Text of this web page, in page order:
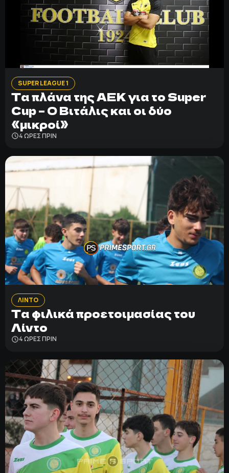
SUPER LEAGUE 1
Τα πλάνα της ΑΕΚ για το Super
Cup – Ο Βιτάλις και οι δύο
«μικροί»
4 ΩΡΕΣ ΠΡΙΝ
ΛΙΝΤΟ
Τα φιλικά προετοιμασίας του
Λίντο
4 ΩΡΕΣ ΠΡΙΝ